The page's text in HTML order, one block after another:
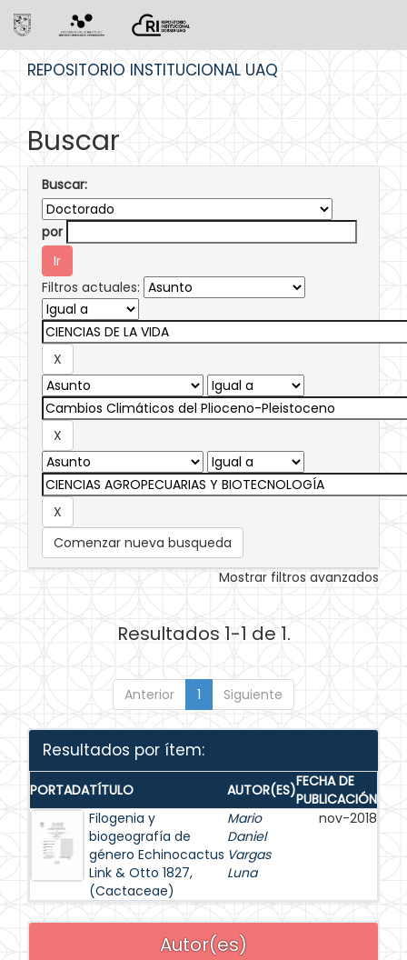
REPOSITORIO INSTITUCIONAL UAQ
Buscar
Buscar:
por
Filtros actuales:
Comenzar nueva busqueda
Mostrar filtros avanzados
Resultados 1-1 de 1.
Anterior 1 Siguiente
Resultados por ítem:
PORTADATÍTULO AUTOR(ES)FECHA DE
PUBLICACIÓN
Filogenia y
biogeografía de
género Echinocactus
Link & Otto 1827,
(Cactaceae)
Mario
Daniel
Vargas
Luna
nov-2018
Autor(es)